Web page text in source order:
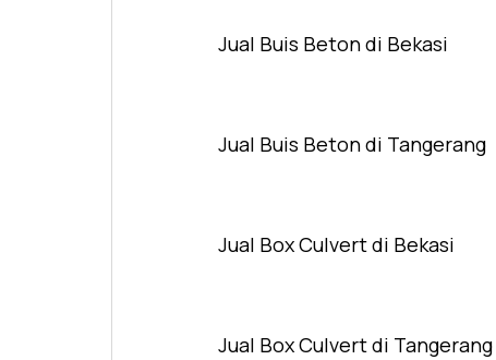
Jual Buis Beton di Bekasi
Jual Buis Beton di Tangerang
Jual Box Culvert di Bekasi
Jual Box Culvert di Tangerang